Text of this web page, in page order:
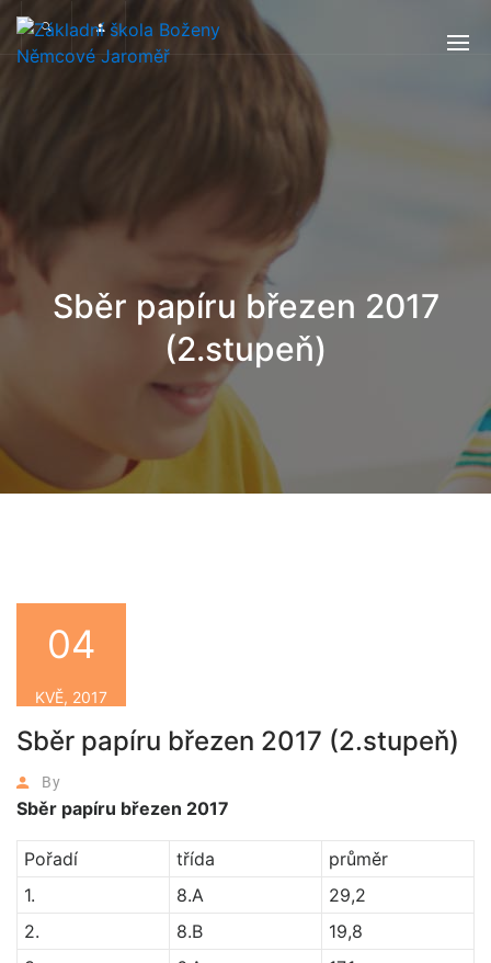
Sběr papíru březen 2017
(2.stupeň)
Sběr papíru březen 2017 (2.stupeň)
By
04
KVĚ, 2017
Sběr papíru březen 2017
Pořadí třída
průměr
1.
8.A
29,2
2.
8.B
19,8